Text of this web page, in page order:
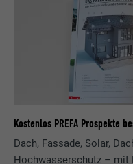
Kostenlos PREFA Prospekte
Dach, Fassade, Solar,
Hochwasserschutz – mit
wird,
_gaexp
Anbieter Google
lang
Sitzung
Name lang